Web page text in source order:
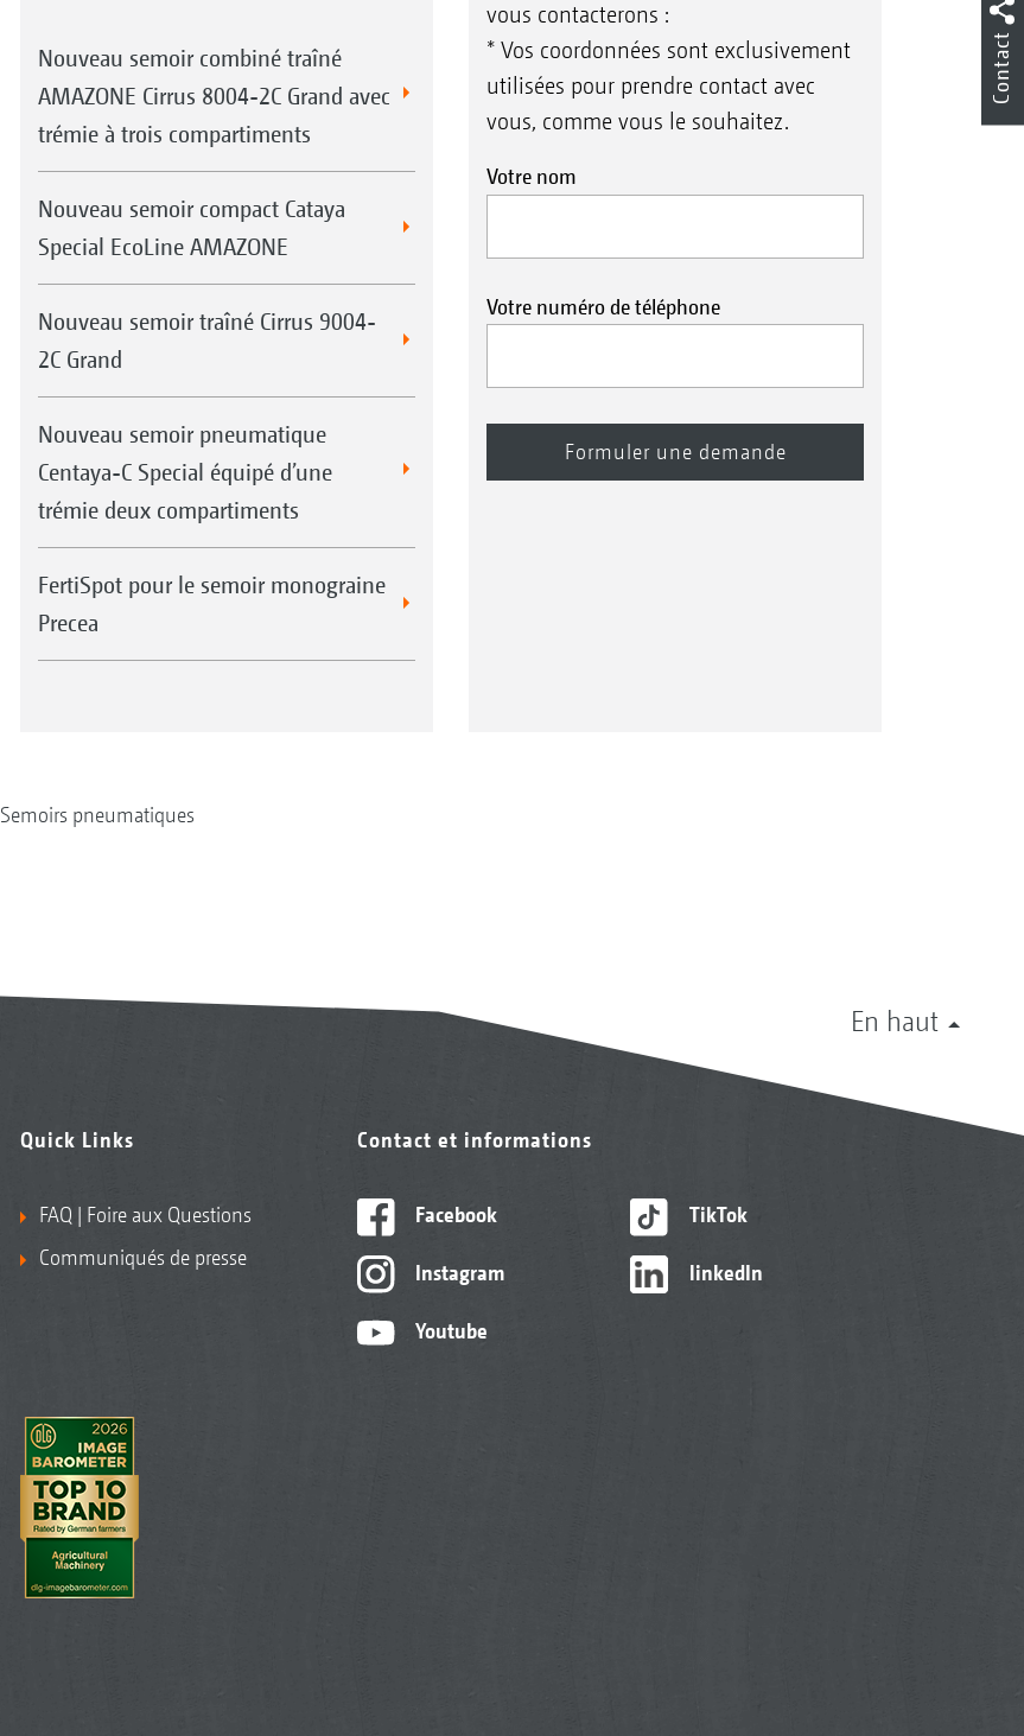
Nouveau semoir combiné traîné
AMAZONE Cirrus 8004-2C Grand avec
trémie à trois compartiments
Nouveau semoir compact Cataya
Special EcoLine AMAZONE
Nouveau semoir traîné Cirrus 9004-
2C Grand
Nouveau semoir pneumatique
Centaya-C Special équipé d’une
trémie deux compartiments
FertiSpot pour le semoir monograine
Precea
vous contacterons :
* Vos coordonnées sont exclusivement
utilisées pour prendre contact avec
vous, comme vous le souhaitez.
Votre nom
Votre numéro de téléphone
Semoirs pneumatiques
En haut
Quick Links
FAQ | Foire aux Questions
Communiqués de presse
Contact et informations
Facebook
Instagram
Youtube
TikTok
linkedIn
Contact